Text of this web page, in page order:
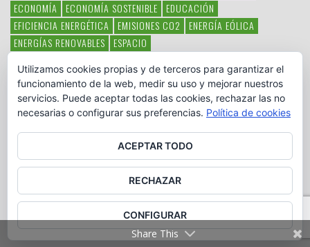
ECONOMÍA
ECONOMÍA SOSTENIBLE
EDUCACIÓN
EFICIENCIA ENERGÉTICA
EMISIONES CO2
ENERGÍA EÓLICA
ENERGÍAS RENOVABLES
ESPACIO
HAMBRE LATINOAMÉRICA MEDIO AMBIENTE
MÉXICO
OBJETIVOS DEL MILENIO
ONGS PAZ POBREZA POESÍA
POLITICA
PUEBLOS INDÍGENAS RSC RSE
SOBERANÍA ALIMENTARIA
SOLIDARIDAD SOSTENIBILIDAD TECNOLOGÍA VERTIDO PETROLEO
Copyright © www.otromundoesposible.net. All Rights Reserved.
Share This
Utilizamos cookies propias y de terceros para garantizar el
funcionamiento de la web, medir su uso y mejorar nuestros
servicios. Puede aceptar todas las cookies, rechazar las no
necesarias o configurar sus preferencias. Política de cookies
ACEPTAR TODO
RECHAZAR
CONFIGURAR